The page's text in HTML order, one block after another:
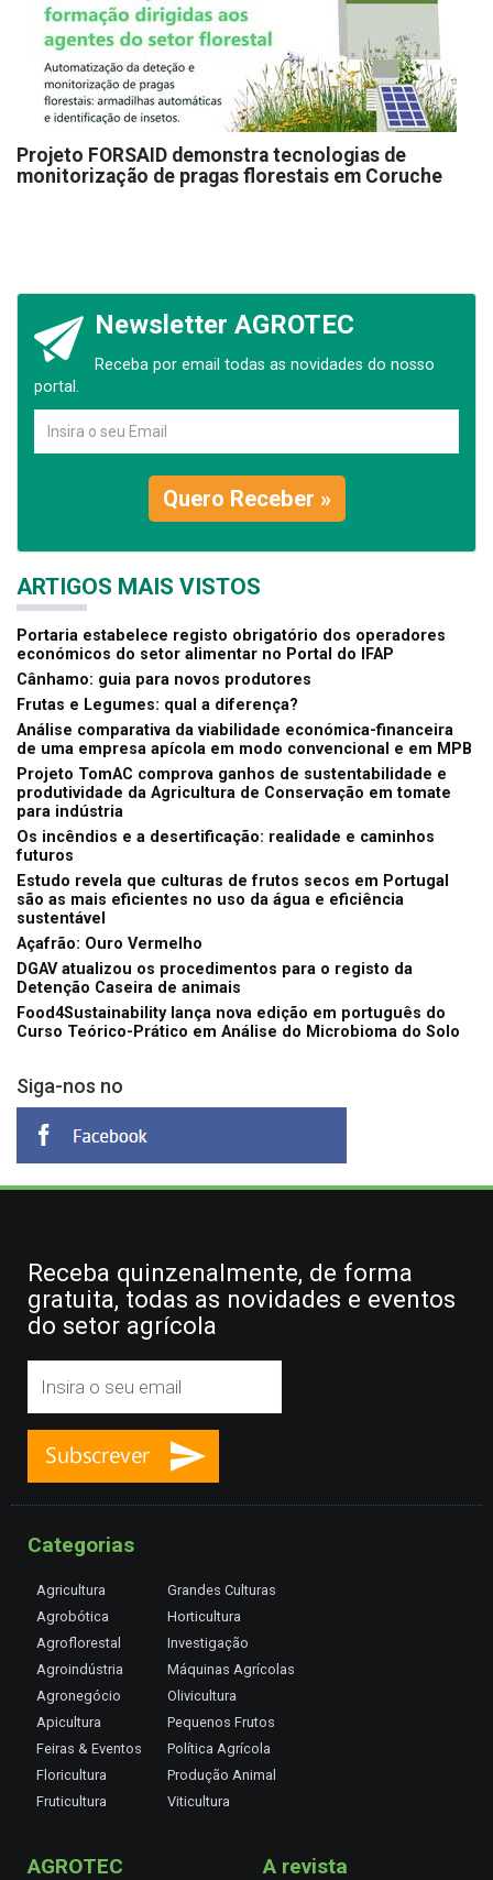
Projeto FORSAID demonstra tecnologias de
monitorização de pragas florestais em Coruche
Newsletter AGROTEC
Receba por email todas as novidades do nosso
portal.
Quero Receber »
ARTIGOS MAIS VISTOS
Portaria estabelece registo obrigatório dos operadores
económicos do setor alimentar no Portal do IFAP
Cânhamo: guia para novos produtores
Frutas e Legumes: qual a diferença?
Análise comparativa da viabilidade económica-financeira
de uma empresa apícola em modo convencional e em MPB
Projeto TomAC comprova ganhos de sustentabilidade e
produtividade da Agricultura de Conservação em tomate
para indústria
Os incêndios e a desertificação: realidade e caminhos
futuros
Estudo revela que culturas de frutos secos em Portugal
são as mais eficientes no uso da água e eficiência
sustentável
Açafrão: Ouro Vermelho
DGAV atualizou os procedimentos para o registo da
Detenção Caseira de animais
Food4Sustainability lança nova edição em português do
Curso Teórico-Prático em Análise do Microbioma do Solo
Siga-nos no
Receba quinzenalmente, de forma
gratuita, todas as novidades e eventos
do setor agrícola
Categorias
Agricultura
Agrobótica
Agroflorestal
Agroindústria
Agronegócio
Apicultura
Feiras & Eventos
Floricultura
Fruticultura
Grandes Culturas
Horticultura
Investigação
Máquinas Agrícolas
Olivicultura
Pequenos Frutos
Política Agrícola
Produção Animal
Viticultura
AGROTEC A revista